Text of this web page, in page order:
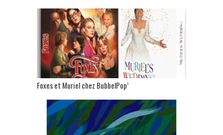
Foxes et Muriel chez BubbelPop’